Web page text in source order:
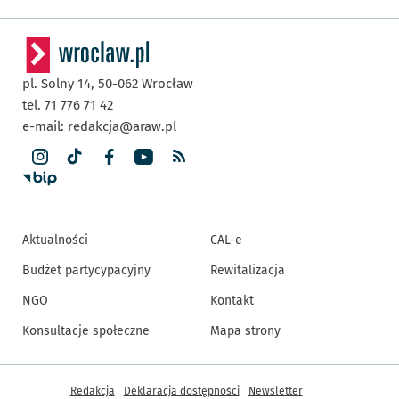
pl. Solny 14, 50-062 Wrocław
tel. 71 776 71 42
e-mail: redakcja@araw.pl
Aktualności
Budżet partycypacyjny
NGO
Konsultacje społeczne
CAL-e
Rewitalizacja
Kontakt
Mapa strony
Inne informacje
Redakcja Deklaracja dostępności Newsletter